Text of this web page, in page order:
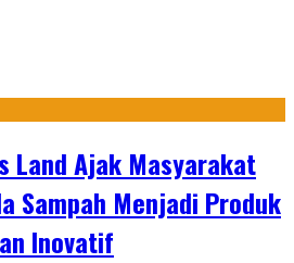
Land Ajak Masyarakat
Sampah Menjadi Produk
Inovatif